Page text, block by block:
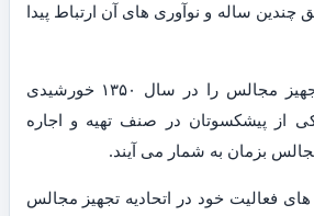
ساله و نوآوری های آن ارتباط پیدا
ظروف کرایه بزمان تجهیز مجالس را در سال ۱۳۵۰ خورشیدی
از پیشکسوتان در صنف تهیه و اجاره
بزمان به شمار می آیند.
فعالیت خود در اتحادیه تجهیز مجالس